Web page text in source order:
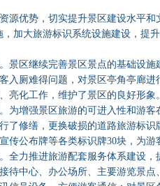
优势，切实提升景区建设水平和
，加大旅游标识系统设施建设，提
区继续完善景区景点的基础设施
入厕难得问题，对景区亭角亭廊进
亮化工作，维护了景区的良好形象。
增强景区旅游的可进入性和游客
了修缮，更换破损的道路旅游标识
传公布牌等各类标识牌30块，为游
力推进旅游配套服务体系建设，
待中心、办公场所、主要游览景